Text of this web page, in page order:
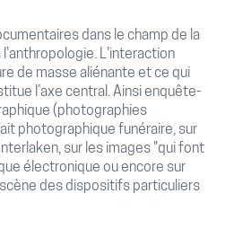
dans le champ de la
L'interaction
de masse aliénante et ce qui
l’axe central. Ainsi enquête-
(photographies
photographique funéraire, sur
sur les images "qui font
électronique ou encore sur
des dispositifs particuliers